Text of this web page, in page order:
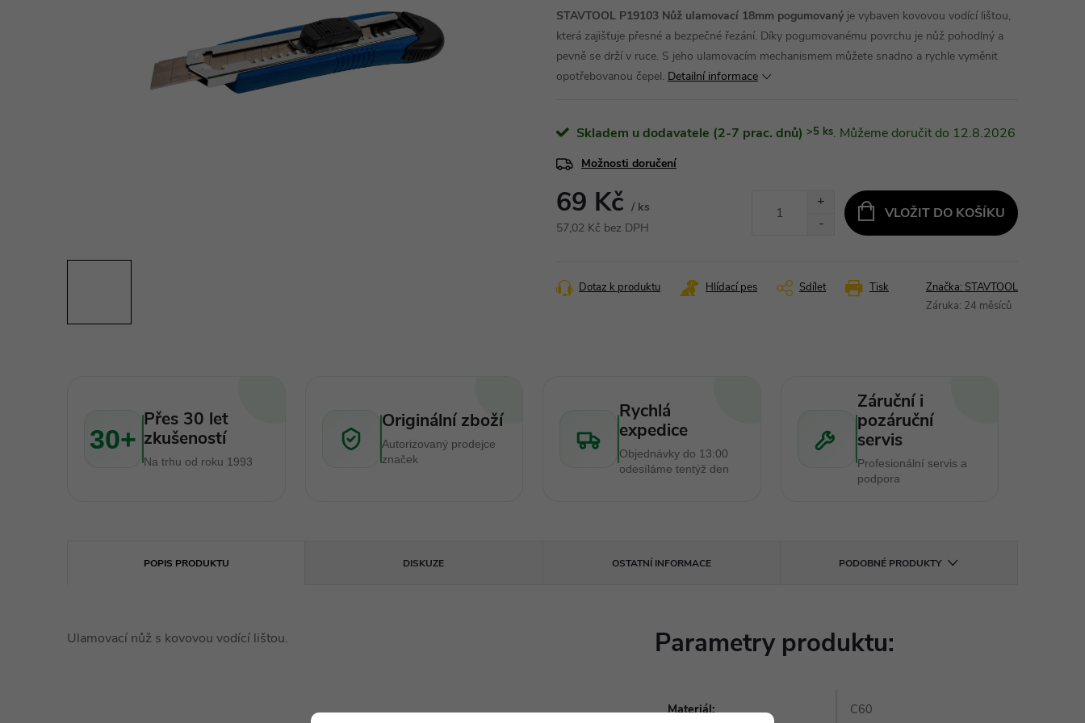
STAVTOOL P19103 Nůž ulamovací 18mm pogumovaný je vybaven kovovou vodící lištou,
která zajišťuje přesné a bezpečné řezání. Díky pogumovanému povrchu je nůž pohodlný a
pevně se drží v ruce. S jeho ulamovacím mechanismem můžete snadno a rychle vyměnit
opotřebovanou čepel. Detailní informace
Skladem u dodavatele (2-7 prac. dnů) >5 ks 12.8.2026
Možnosti doručení
69 Kč / ks
57,02 Kč bez DPH
VLOŽIT DO KOŠÍKU
Tisk
Dotaz k produktu Hlídací pes Sdílet Značka: STAVTOOL
Záruka: 24 měsíců
30+
Přes 30 let
zkušeností
Na trhu od roku 1993
Originální zboží
Autorizovaný prodejce
značek
Rychlá
expedice
Objednávky do 13:00
odesíláme tentýž den
Záruční i
pozáruční
servis
Profesionální servis a
podpora
POPIS PRODUKTU DISKUZE OSTATNÍ INFORMACE PODOBNÉ PRODUKTY
Ulamovací nůž s kovovou vodící lištou. Parametry produktu:
Materiál: C60